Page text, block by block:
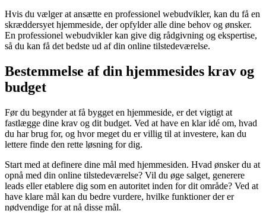
Hvis du vælger at ansætte en professionel webudvikler, kan du få en
skræddersyet hjemmeside, der opfylder alle dine behov og ønsker.
En professionel webudvikler kan give dig rådgivning og ekspertise,
så du kan få det bedste ud af din online tilstedeværelse.
Bestemmelse af din hjemmesides krav og
budget
Før du begynder at få bygget en hjemmeside, er det vigtigt at
fastlægge dine krav og dit budget. Ved at have en klar idé om, hvad
du har brug for, og hvor meget du er villig til at investere, kan du
lettere finde den rette løsning for dig.
Start med at definere dine mål med hjemmesiden. Hvad ønsker du at
opnå med din online tilstedeværelse? Vil du øge salget, generere
leads eller etablere dig som en autoritet inden for dit område? Ved at
have klare mål kan du bedre vurdere, hvilke funktioner der er
nødvendige for at nå disse mål.